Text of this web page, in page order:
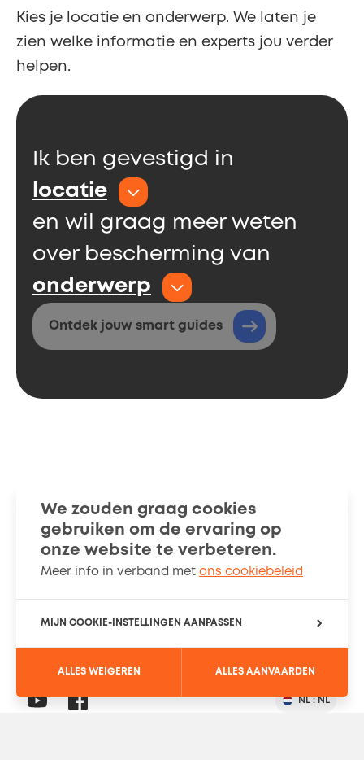
Kies je locatie en onderwerp. We laten je
zien welke informatie en experts jou verder
helpen.
Ik ben gevestigd in
locatie
en wil graag meer weten
over bescherming van
onderwerp
Ontdek jouw smart guides
Smart Guides Stories
Social
Network
YouTube
more
NL : NL
Verander
We zouden graag cookies
gebruiken om de ervaring op
onze website te verbeteren.
Meer info in verband met ons cookiebeleid
MIJN COOKIE-INSTELLINGEN AANPASSEN
ALLES WEIGEREN ALLES AANVAARDEN